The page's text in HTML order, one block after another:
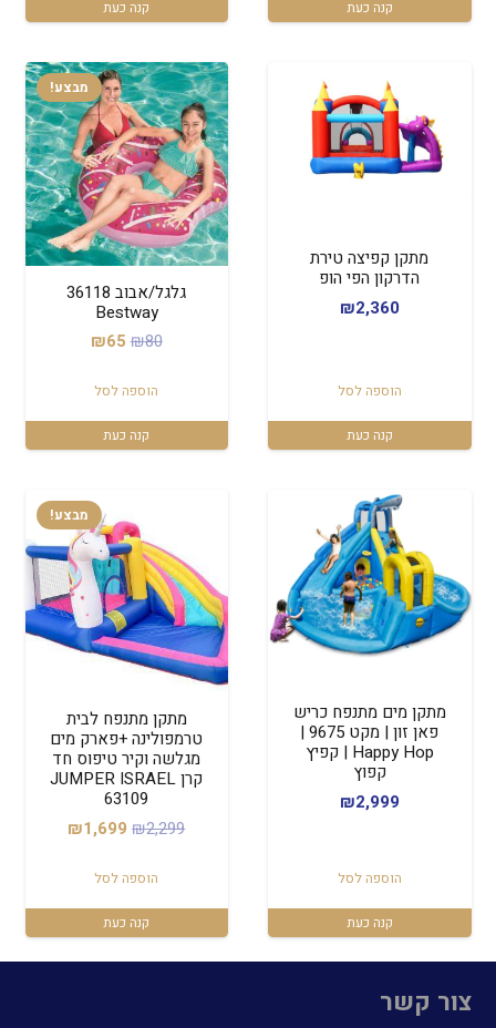
קנה כעת קנה כעת
מתקן קפיצה טירת
הדרקון הפי הופ
₪2,360
הוספה לסל
קנה כעת
מבצע!
גלגל/אבוב 36118
Bestway
₪80
המחיר
היה:
₪80.
₪65
₪65.
הוספה לסל
קנה כעת
מתקן מים מתנפח כריש
פאן זון | מקט 9675 |
Happy Hop | קפיץ
קפוץ
₪2,999
הוספה לסל
קנה כעת
מבצע!
מתקן מתנפח לבית
טרמפולינה +פארק מים
מגלשה וקיר טיפוס חד
קרן JUMPER ISRAEL
63109
₪2,299
המחיר
היה:
₪2,299.
₪1,699
המחיר
₪1,699.
הוספה לסל
קנה כעת
צור קשר